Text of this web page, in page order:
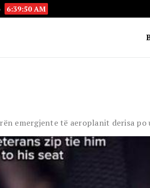
6:39:51 AM
emergjente të aeroplanit derisa